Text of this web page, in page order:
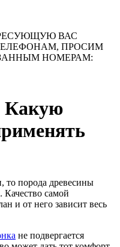
ВАС
ПРОСИМ
НОМЕРАМ:
Какую
то порода древесины
Качество самой
и от него зависит весь
не подвергается